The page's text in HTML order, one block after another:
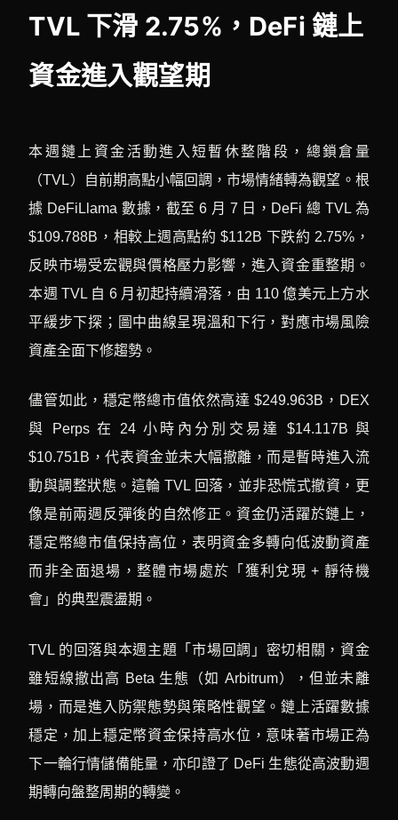
TVL 下滑 2.75%，DeFi 鏈上
資金進入觀望期
本週鏈上資金活動進入短暫休整階段，總鎖倉量
（TVL）自前期高點小幅回調，市場情緒轉為觀望。根
據 DeFiLlama 數據，截至 6 月 7 日，DeFi 總 TVL 為
$109.788B，相較上週高點約 $112B 下跌約 2.75%，
反映市場受宏觀與價格壓力影響，進入資金重整期。
本週 TVL 自 6 月初起持續滑落，由 110 億美元上方水
平緩步下探；圖中曲線呈現溫和下行，對應市場風險
資產全面下修趨勢。
儘管如此，穩定幣總市值依然高達 $249.963B，DEX
與 Perps 在 24 小時內分別交易達 $14.117B 與
$10.751B，代表資金並未大幅撤離，而是暫時進入流
動與調整狀態。這輪 TVL 回落，並非恐慌式撤資，更
像是前兩週反彈後的自然修正。資金仍活躍於鏈上，
穩定幣總市值保持高位，表明資金多轉向低波動資產
而非全面退場，整體市場處於「獲利兌現 + 靜待機
會」的典型震盪期。
TVL 的回落與本週主題「市場回調」密切相關，資金
雖短線撤出高 Beta 生態（如 Arbitrum），但並未離
場，而是進入防禦態勢與策略性觀望。鏈上活躍數據
穩定，加上穩定幣資金保持高水位，意味著市場正為
下一輪行情儲備能量，亦印證了 DeFi 生態從高波動週
期轉向盤整周期的轉變。